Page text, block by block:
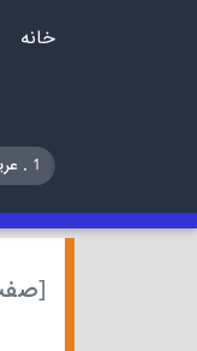
خانه
1 . عریض
[صفت]